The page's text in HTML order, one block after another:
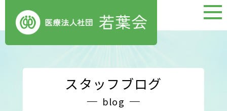
スタッフブログ
blog